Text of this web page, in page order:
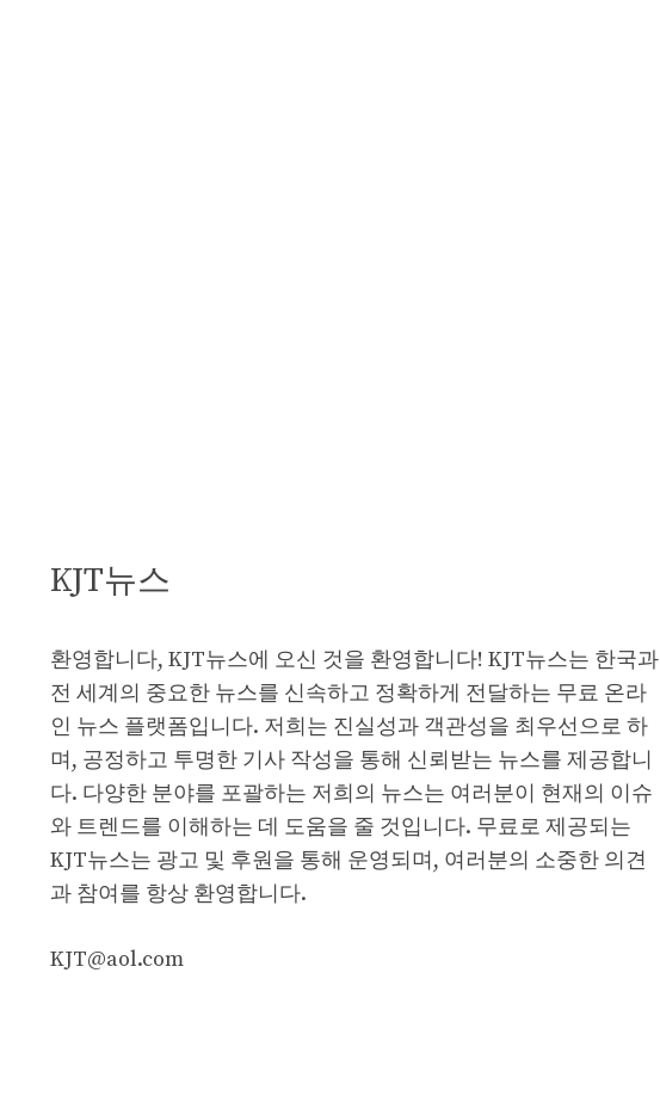
KJT뉴스
환영합니다, KJT뉴스에 오신 것을 환영합니다! KJT뉴스는 한국과
전 세계의 중요한 뉴스를 신속하고 정확하게 전달하는 무료 온라
인 뉴스 플랫폼입니다. 저희는 진실성과 객관성을 최우선으로 하
며, 공정하고 투명한 기사 작성을 통해 신뢰받는 뉴스를 제공합니
다. 다양한 분야를 포괄하는 저희의 뉴스는 여러분이 현재의 이슈
와 트렌드를 이해하는 데 도움을 줄 것입니다. 무료로 제공되는
KJT뉴스는 광고 및 후원을 통해 운영되며, 여러분의 소중한 의견
과 참여를 항상 환영합니다.
KJT@aol.com